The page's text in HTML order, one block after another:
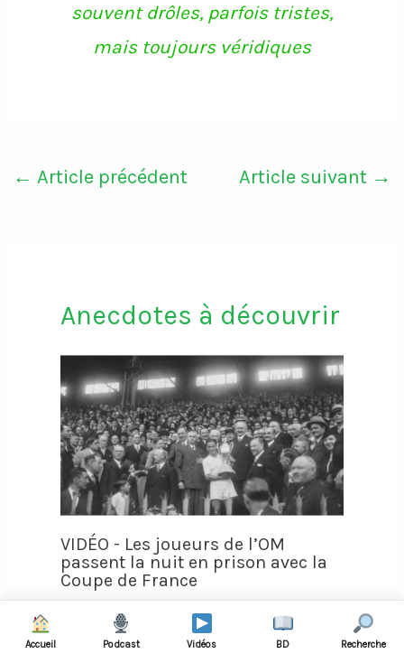
souvent drôles, parfois tristes,
mais toujours véridiques
← Article précédent Article suivant →
Anecdotes à découvrir
VIDÉO - Les joueurs de l’OM
passent la nuit en prison avec la
Coupe de France
Accueil Podcast Vidéos BD Recherche